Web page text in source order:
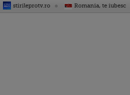
stirileprotv.ro Romania, te iubesc